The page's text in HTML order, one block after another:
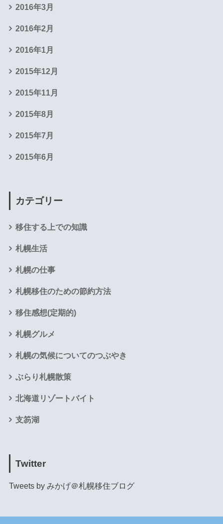
2016年3月
2016年2月
2016年1月
2015年12月
2015年11月
2015年8月
2015年7月
2015年6月
カテゴリー
移住する上での知識
札幌生活
札幌の仕事
札幌移住のための節約方法
移住感想(定期的)
札幌グルメ
札幌の気候についてのつぶやき
ぶらり札幌散策
北海道リゾートバイト
支笏湖
Twitter
Tweets by みかげ＠札幌移住ブログ